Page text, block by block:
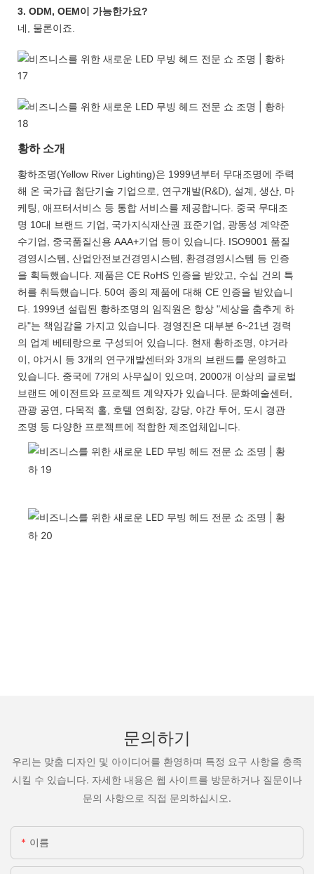
3. ODM, OEM이 가능한가요?
네, 물론이죠.
황하 소개
황하조명(Yellow River Lighting)은 1999년부터 무대조명에 주력
해 온 국가급 첨단기술 기업으로, 연구개발(R&D), 설계, 생산, 마
케팅, 애프터서비스 등 통합 서비스를 제공합니다. 중국 무대조
명 10대 브랜드 기업, 국가지식재산권 표준기업, 광동성 계약준
수기업, 중국품질신용 AAA+기업 등이 있습니다. ISO9001 품질
경영시스템, 산업안전보건경영시스템, 환경경영시스템 등 인증
을 획득했습니다. 제품은 CE RoHS 인증을 받았고, 수십 건의 특
허를 취득했습니다. 50여 종의 제품에 대해 CE 인증을 받았습니
다. 1999년 설립된 황하조명의 임직원은 항상 "세상을 춤추게 하
라"는 책임감을 가지고 있습니다. 경영진은 대부분 6~21년 경력
의 업계 베테랑으로 구성되어 있습니다. 현재 황하조명, 야거라
이, 야거시 등 3개의 연구개발센터와 3개의 브랜드를 운영하고
있습니다. 중국에 7개의 사무실이 있으며, 2000개 이상의 글로벌
브랜드 에이전트와 프로젝트 계약자가 있습니다. 문화예술센터,
관광 공연, 다목적 홀, 호텔 연회장, 강당, 야간 투어, 도시 경관
조명 등 다양한 프로젝트에 적합한 제조업체입니다.
문의하기
우리는 맞춤 디자인 및 아이디어를 환영하며 특정 요구 사항을 충족
시킬 수 있습니다. 자세한 내용은 웹 사이트를 방문하거나 질문이나
문의 사항으로 직접 문의하십시오.
이름